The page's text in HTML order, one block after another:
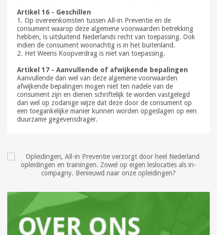
Artikel 16 - Geschillen
1. Op overeenkomsten tussen All-in Preventie en de
consument waarop deze algemene voorwaarden betrekking
hebben, is uitsluitend Nederlands recht van toepassing. Ook
indien de consument woonachtig is in het buitenland.
2. Het Weens Koopverdrag is niet van toepassing.
Artikel 17 - Aanvullende of afwijkende bepalingen
Aanvullende dan wel van deze algemene voorwaarden
afwijkende bepalingen mogen niet ten nadele van de
consument zijn en dienen schriftelijk te worden vastgelegd
dan wel op zodanige wijze dat deze door de consument op
een toegankelijke manier kunnen worden opgeslagen op een
duurzame gegevensdrager.